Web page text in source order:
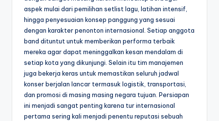
aspek mulai dari pemilihan setlist lagu, latihan intensif,
hingga penyesuaian konsep panggung yang sesuai
dengan karakter penonton internasional. Setiap anggota
band dituntut untuk memberikan performa terbaik
mereka agar dapat meninggalkan kesan mendalam di
setiap kota yang dikunjungi. Selain itu tim manajemen
juga bekerja keras untuk memastikan seluruh jadwal
konser berjalan lancar termasuk logistik, transportasi,
dan promosi di masing masing negara tujuan. Persiapan
ini menjadi sangat penting karena tur internasional
pertama sering kali menjadi penentu reputasi sebuah